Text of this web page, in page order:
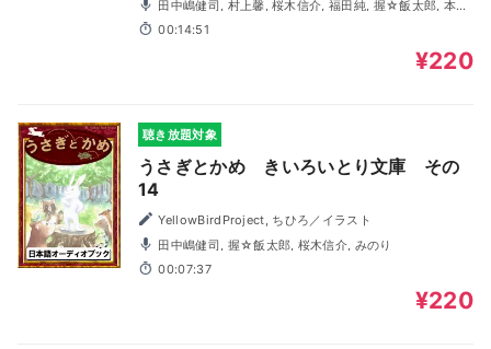
麻利子
00:14:51
¥220
聴き放題対象
うさぎとかめ きいろいとり文庫 その
14
YellowBirdProject, ちひろ／イラスト
田中嶋健司, 握☆飯太郎, 桜木信介, みのり
00:07:37
¥220